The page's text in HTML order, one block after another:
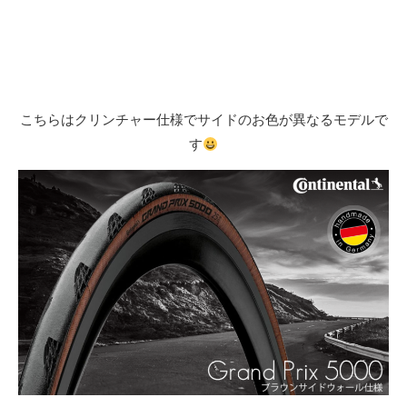
こちらはクリンチャー仕様でサイドのお色が異なるモデルで
す